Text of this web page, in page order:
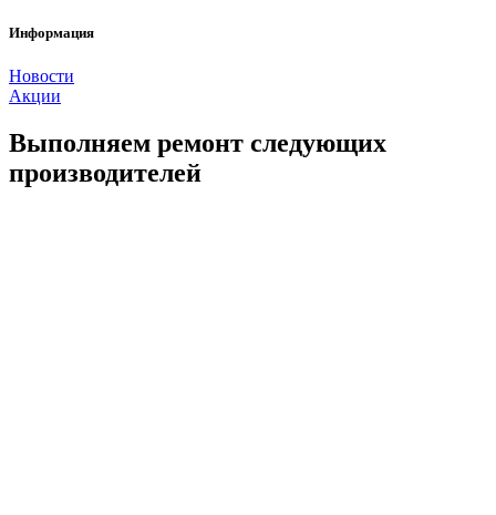
Информация
Новости
Акции
Выполняем ремонт следующих
производителей